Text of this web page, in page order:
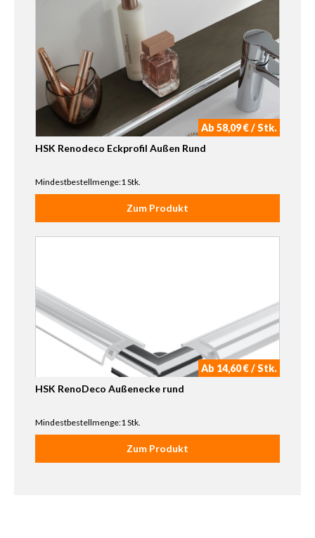
Ab 58,09 € / Stk.
HSK Renodeco Eckprofil Außen Rund
Mindestbestellmenge:1 Stk.
Zum Produkt
Ab 14,60 € / Stk.
HSK RenoDeco Außenecke rund
Mindestbestellmenge:1 Stk.
Zum Produkt